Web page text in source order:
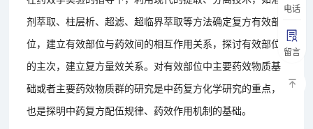
电话
留言
剂萃取、柱层析、超滤、超临界萃取等方法确定复方有效部
位，建立有效部位与药效间的相互作用关系，探讨有效部位
的主次，建立复方量效关系。对有效部位中主要药效物质基
础或者主要药效物质群的研究是中药复方化学研究的重点，
也是探明中药复方配伍规律、药效作用机制的基础。